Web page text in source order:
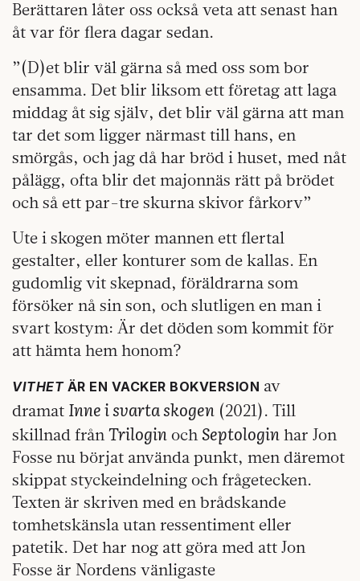
Berättaren låter oss också veta att senast han
åt var för flera dagar sedan.
”(D)et blir väl gärna så med oss som bor
ensamma. Det blir liksom ett företag att laga
middag åt sig själv, det blir väl gärna att man
tar det som ligger närmast till hans, en
smörgås, och jag då har bröd i huset, med nåt
pålägg, ofta blir det majonnäs rätt på brödet
och så ett par-tre skurna skivor fårkorv”
Ute i skogen möter mannen ett flertal
gestalter, eller konturer som de kallas. En
gudomlig vit skepnad, föräldrarna som
försöker nå sin son, och slutligen en man i
svart kostym: Är det döden som kommit för
att hämta hem honom?
VITHETÄR EN VACKER BOKVERSION av
dramat Inne i svarta skogen (2021). Till
skillnad frånTrilogin ochSeptologin har Jon
Fosse nu börjat använda punkt, men däremot
skippat styckeindelning och frågetecken.
Texten är skriven med en brådskande
tomhetskänsla utan ressentiment eller
patetik. Det har nog att göra med att Jon
Fosse är Nordens vänligaste